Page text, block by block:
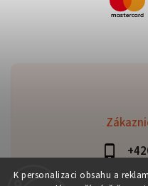
K personalizaci obsahu a